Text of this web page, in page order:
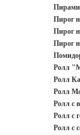
Пирог
Пирог
Пирог
Ролл
Ролл
Ролл
Ролл с
Ролл с
Ролл с